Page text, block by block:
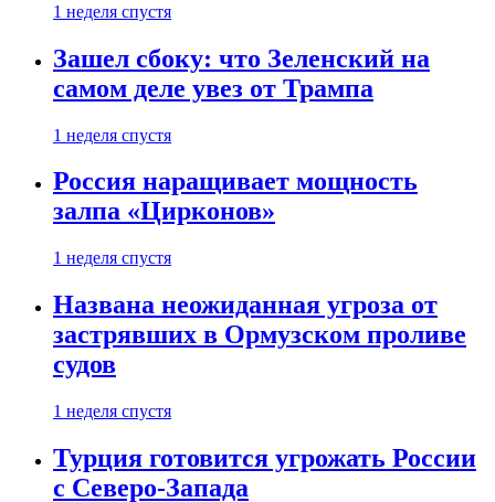
1 неделя спустя
Зашел сбоку: что Зеленский на
самом деле увез от Трампа
1 неделя спустя
Россия наращивает мощность
залпа «Цирконов»
1 неделя спустя
Названа неожиданная угроза от
застрявших в Ормузском проливе
судов
1 неделя спустя
Турция готовится угрожать России
с Северо-Запада